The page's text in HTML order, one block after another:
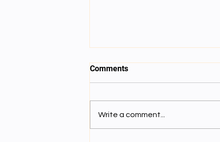
Comments
Write a comment...